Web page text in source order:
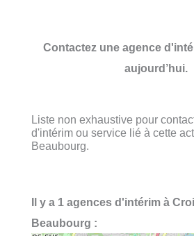
Contactez une agence
aujourd’hui.
Liste non exhaustive pour
d'intérim ou service lié à cette
Beaubourg.
Il y a 1 agences d'intérim à
Beaubourg :